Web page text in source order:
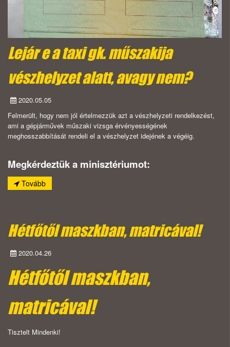
Lejár e a taxi gk. műszakija
vészhelyzet alatt, avagy nem?
2020.05.05
Felmerült, hogy nem jól értelmezzük azt a vészhelyzeti rendelkezést,
ami a gépjárművek műszaki vizsga érvényességének
meghosszabbítását rendeli el a vészhelyzet idejének a végéig.
Megkérdeztük a minisztériumot:
Tovább
Hétfőtől maszkban, matricával!
2020.04.26
Hétfőtől maszkban,
matricával!
Tisztelt Mindenki!